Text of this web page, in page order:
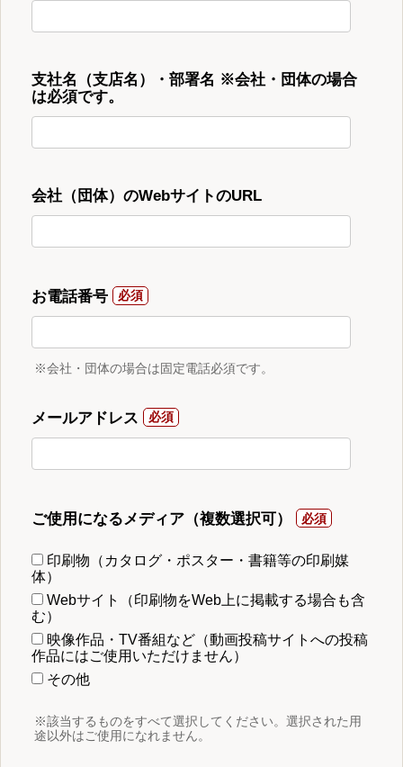
支社名（支店名）・部署名 ※会社・団体の場合
は必須です。
会社（団体）のWebサイトのURL
お電話番号
※会社・団体の場合は固定電話必須です。
メールアドレス
ご使用になるメディア（複数選択可）
印刷物（カタログ・ポスター・書籍等の印刷媒
体）
Webサイト（印刷物をWeb上に掲載する場合も含
む）
映像作品・TV番組など（動画投稿サイトへの投稿
作品にはご使用いただけません）
その他
※該当するものをすべて選択してください。選択された用
途以外はご使用になれません。